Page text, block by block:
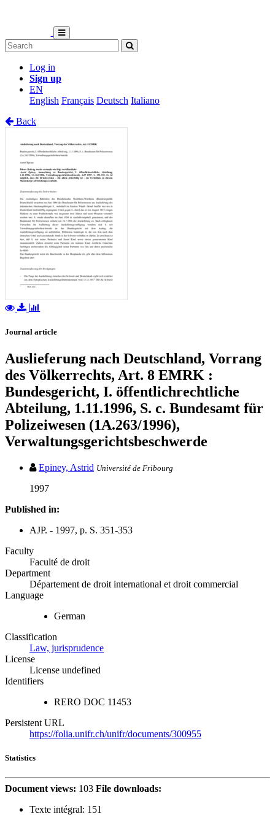
Log in
Sign up
EN
English Français Deutsch Italiano
Back
Journal article
Auslieferung nach Deutschland, Vorrang
des Völkerrechts, Art. 8 EMRK :
Bundesgericht, I. öffentlichrechtliche
Abteilung, 1.11.1996, S. c. Bundesamt für
Polizeiwesen (1A.263/1996),
Verwaltungsgerichtsbeschwerde
Epiney, Astrid Université de Fribourg
1997
Published in:
AJP. - 1997, p. S. 351-353
Faculty
Faculté de droit
Department
Département de droit international et droit commercial
Language
German
Classification
Law, jurisprudence
License
License undefined
Identifiers
RERO DOC 11453
Persistent URL
https://folia.unifr.ch/unifr/documents/300955
Statistics
Document views: 103 File downloads:
Texte intégral: 151